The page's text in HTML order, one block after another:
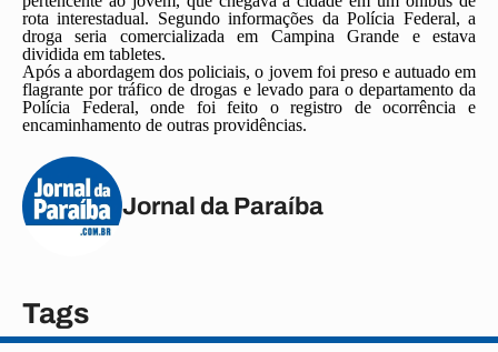
rota interestadual. Segundo informações da Polícia Federal, a
droga seria comercializada em Campina Grande e estava
dividida em tabletes.
Após a abordagem dos policiais, o jovem foi preso e autuado em
flagrante por tráfico de drogas e levado para o departamento da
Polícia Federal, onde foi feito o registro de ocorrência e
encaminhamento de outras providências.
Jornal da Paraíba
Tags